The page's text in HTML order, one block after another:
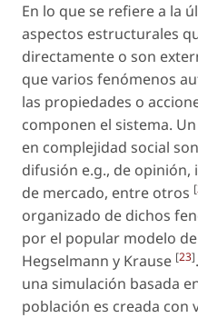
En lo que se refiere a la
aspectos estructurales
directamente o son
que varios fenómenos
las propiedades o
componen el sistema.
en complejidad social
difusión e.g., de opinión,
de mercado, entre otros [
organizado de dichos
por el popular modelo
Hegselmann y Krause [23]
una simulación basada
población es creada con